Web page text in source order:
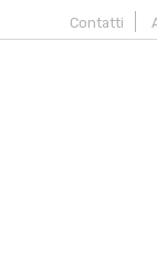
Contatti